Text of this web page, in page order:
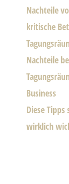
Nachteile
kritische
Nachteile
Business
Diese
wirklich